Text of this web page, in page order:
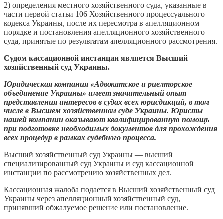
2) определения местного хозяйственного суда, указанные в
части первой статьи 106 Хозяйственного процессуального
кодекса Украины, после их пересмотра в апелляционном
порядке и постановления апелляционного хозяйственного
суда, принятые по результатам апелляционного рассмотрения.
Судом кассационной инстанции является Высший
хозяйственный суд Украины.
Юридическая компания «Адвокатское и риелторское
объединение Украины» имеет значительный опыт
представления интересов в судах всех юрисдикций, в том
числе в Высшем хозяйственном суде Украины. Юристы
нашей компании оказывают квалифицированную помощь
при подготовке необходимых документов для прохождения
всех процедур в рамках судебного процесса.
Высший хозяйственный суд Украины — высший
специализированный суд Украины и суд кассационной
инстанции по рассмотрению хозяйственных дел.
Кассационная жалоба подается в Высший хозяйственный суд
Украины через апелляционный хозяйственный суд,
принявший обжалуемое решение или постановление.